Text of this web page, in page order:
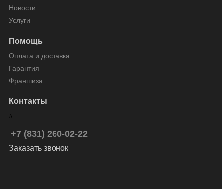
Новости
Услуги
Помощь
Оплата и доставка
Гарантия
Франшиза
Контакты
+7 (831) 260-02-22
Заказать звонок